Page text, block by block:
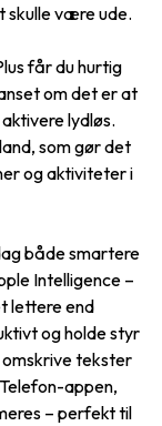
skulle være ude.
får du hurtig
om det er at
lydløs.
som gør det
og aktiviteter i
både smartere
Intelligence –
lettere end
og holde styr
tekster
appen,
– perfekt til